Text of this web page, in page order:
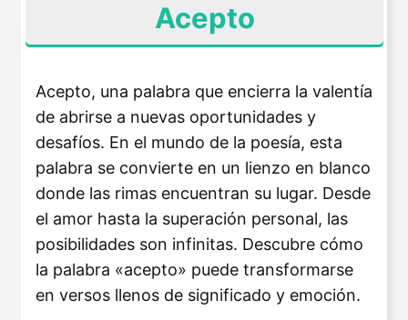
Acepto
Acepto, una palabra que encierra la valentía
de abrirse a nuevas oportunidades y
desafíos. En el mundo de la poesía, esta
palabra se convierte en un lienzo en blanco
donde las rimas encuentran su lugar. Desde
el amor hasta la superación personal, las
posibilidades son infinitas. Descubre cómo
la palabra «acepto» puede transformarse
en versos llenos de significado y emoción.